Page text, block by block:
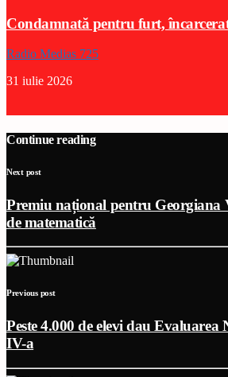
Condamnată pentru furt,
Radio Medias 725
31 iulie 2026
Continue reading
Next post
Premiu național pentru Georgiana
de matematică
Previous post
Peste 4.000 de elevi dau Evaluarea
IV-a